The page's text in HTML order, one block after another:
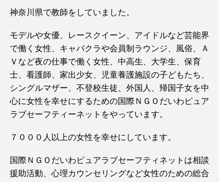
神奈川県で教師をしていました。
モデルや女優、レースクイーン、アイドルなど芸能界
で働く女性、キャバクラや会員制ラウンジ、風俗、Ａ
Ｖなど夜の仕事で働く女性、中高生、大学生、保育
士、看護師、家出少女、児童養護施設の子どもたち、
シングルマザー、不登校生徒、外国人、帰国子女を中
心に女性を幸せにするための国際ＮＧＯだいわピュア
ラブセーフティーネットをやっています。
７０００人以上の女性を幸せにしています。
国際ＮＧＯだいわピュアラブセーフティネットは相談
援助活動、心理カウンセリングなど女性のための総合